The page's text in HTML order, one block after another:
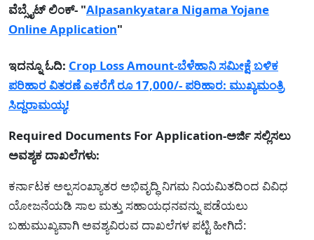
ವೆಬ್ಸೈಟ್ ಲಿಂಕ್- "Alpasankyatara Nigama Yojane
Online Application"
ಇದನ್ನೂ ಓದಿ: Crop Loss Amount-ಬೆಳೆಹಾನಿ ಸಮೀಕ್ಷೆ ಬಳಿಕ
ಪರಿಹಾರ ವಿತರಣೆ ಎಕರೆಗೆ ರೂ 17,000/- ಪರಿಹಾರ: ಮುಖ್ಯಮಂತ್ರಿ
ಸಿದ್ದರಾಮಯ್ಯ!
Required Documents For Application-ಅರ್ಜಿ ಸಲ್ಲಿಸಲು
ಅವಶ್ಯಕ ದಾಖಲೆಗಳು:
ಕರ್ನಾಟಕ ಅಲ್ಪಸಂಖ್ಯಾತರ ಅಭಿವೃದ್ಧಿ ನಿಗಮ ನಿಯಮಿತದಿಂದ ವಿವಿಧ
ಯೋಜನೆಯಡಿ ಸಾಲ ಮತ್ತು ಸಹಾಯಧನವನ್ನು ಪಡೆಯಲು
ಬಹುಮುಖ್ಯವಾಗಿ ಅವಶ್ಯವಿರುವ ದಾಖಲೆಗಳ ಪಟ್ಟಿ ಹೀಗಿದೆ: